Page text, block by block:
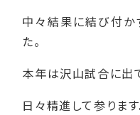
中々結果に結び付か
た。
本年は沢山試合に出
日々精進して参ります